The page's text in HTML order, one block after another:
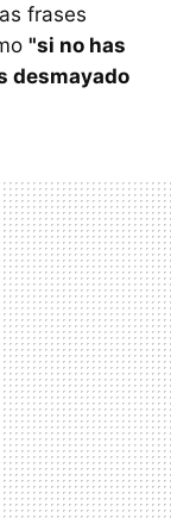
frases
"si no has
desmayado